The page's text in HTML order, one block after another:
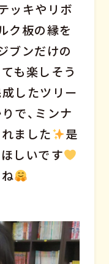
ッキやリボ
ク板の縁を
ブンだけの
も楽しそう
したツリー
で、ミンナ
ました
是
しいです